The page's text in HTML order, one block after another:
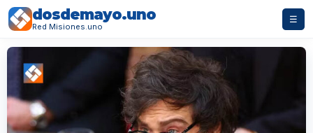
dosdemayo.uno
Red Misiones.uno
☰